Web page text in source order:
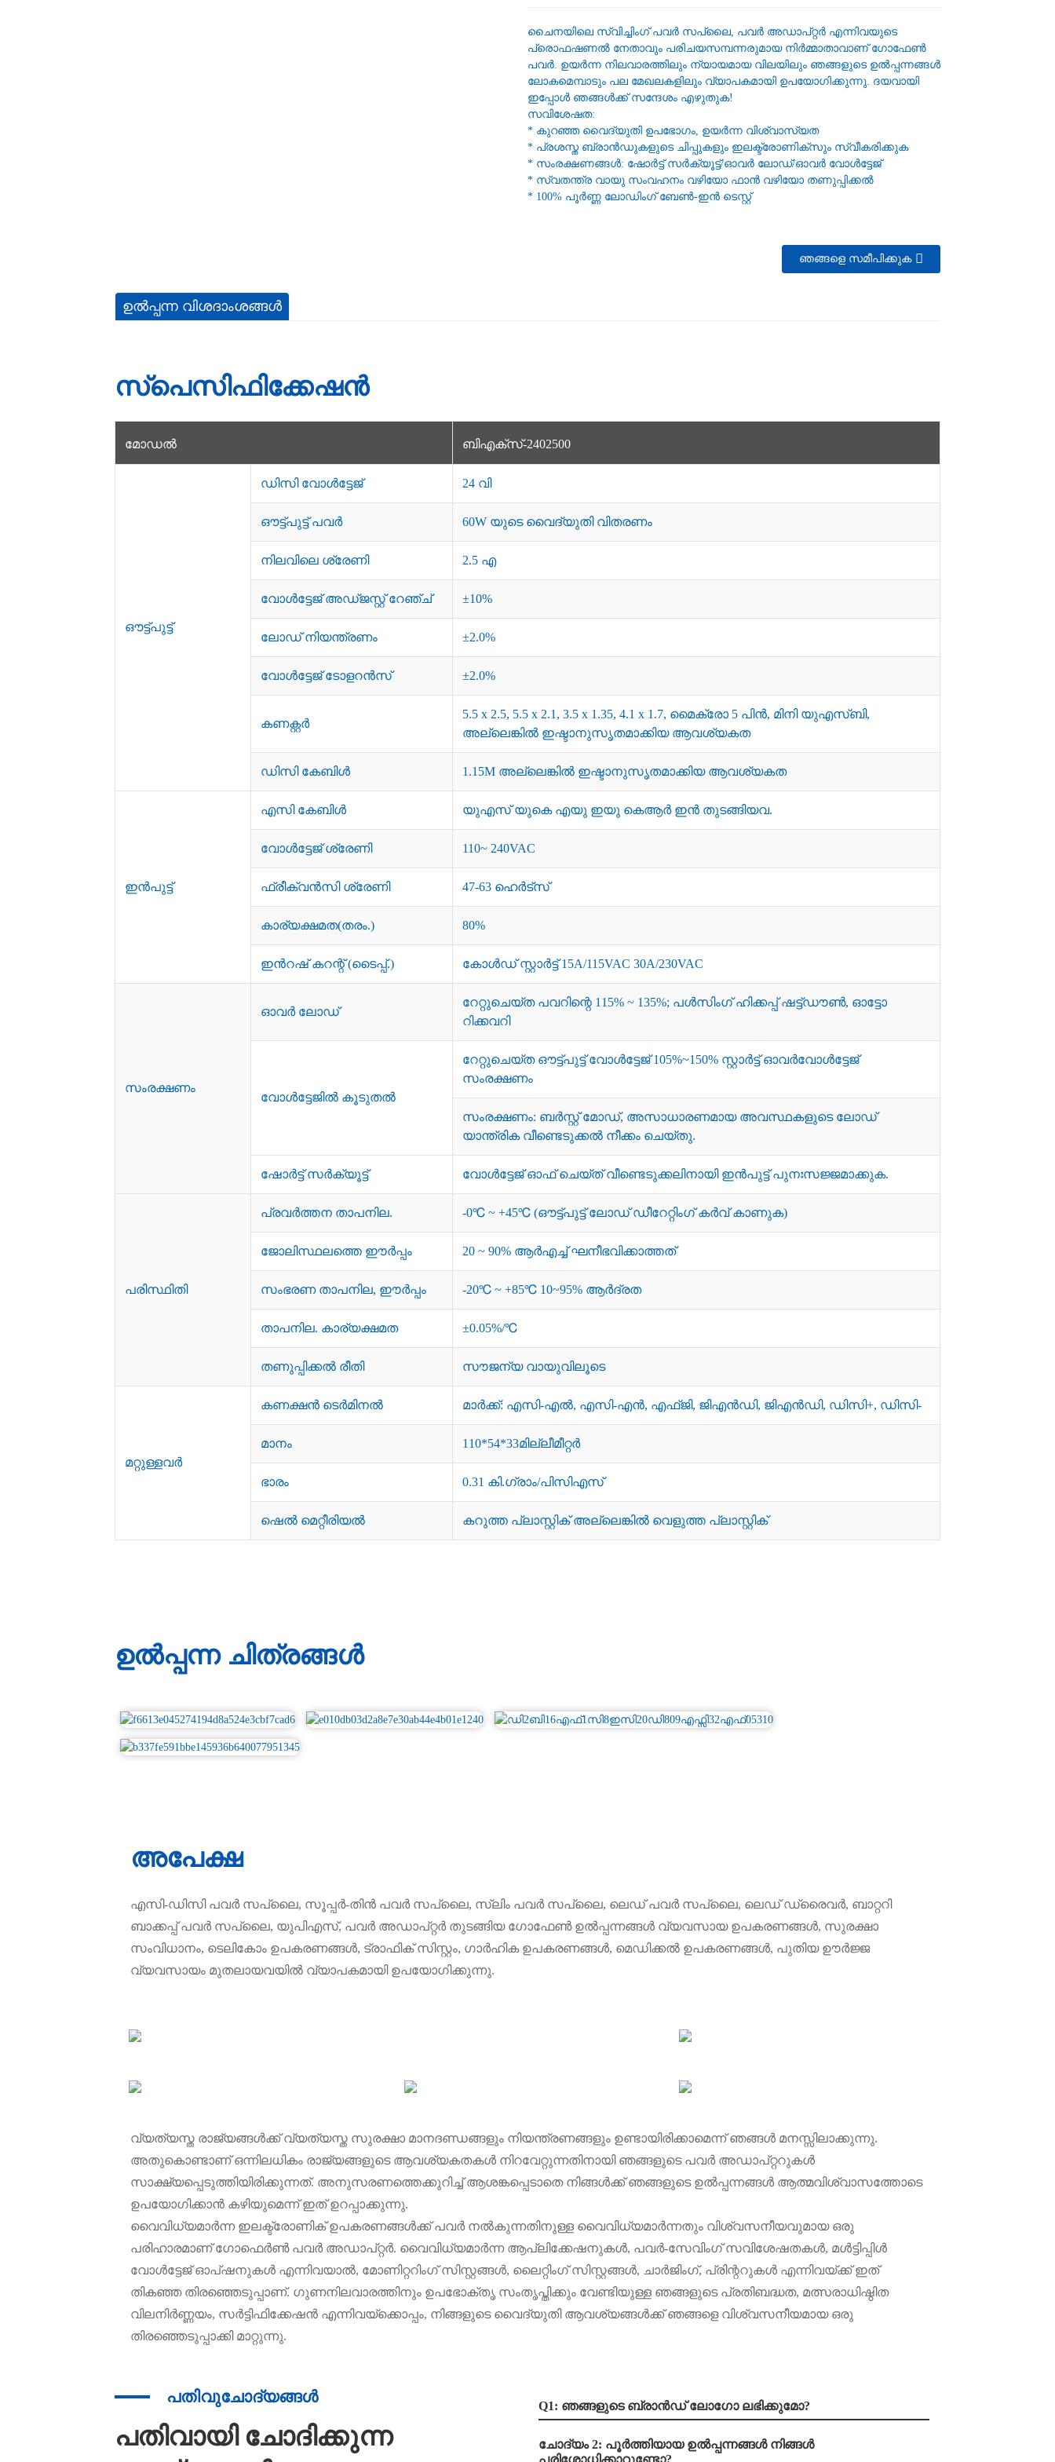
ചൈനയിലെ സ്വിച്ചിംഗ് പവർ സപ്ലൈ, പവർ അഡാപ്റ്റർ എന്നിവയുടെ
പ്രൊഫഷണൽ നേതാവും പരിചയസമ്പന്നരുമായ നിർമ്മാതാവാണ് ഗോഫേൺ
പവർ. ഉയർന്ന നിലവാരത്തിലും ന്യായമായ വിലയിലും ഞങ്ങളുടെ ഉൽപ്പന്നങ്ങൾ
ലോകമെമ്പാടും പല മേഖലകളിലും വ്യാപകമായി ഉപയോഗിക്കുന്നു. ദയവായി
ഇപ്പോൾ ഞങ്ങൾക്ക് സന്ദേശം എഴുതുക!
സവിശേഷത:
* കുറഞ്ഞ വൈദ്യുതി ഉപഭോഗം, ഉയർന്ന വിശ്വാസ്യത
* പ്രശസ്ത ബ്രാൻഡുകളുടെ ചിപ്പുകളും ഇലക്ട്രോണിക്സും സ്വീകരിക്കുക
* സംരക്ഷണങ്ങൾ: ഷോർട്ട് സർക്യൂട്ട്/ഓവർ ലോഡ്/ഓവർ വോൾട്ടേജ്
* സ്വതന്ത്ര വായു സംവഹനം വഴിയോ ഫാൻ വഴിയോ തണുപ്പിക്കൽ
* 100% പൂർണ്ണ ലോഡിംഗ് ബേൺ-ഇൻ ടെസ്റ്റ്
ഞങ്ങളെ സമീപിക്കുക
ഉൽപ്പന്ന വിശദാംശങ്ങൾ
സ്പെസിഫിക്കേഷൻ
മോഡൽ ബിഎക്സ്-2402500
ഔട്ട്പുട്ട്
ഡിസി വോൾട്ടേജ് 24 വി
ഔട്ട്പുട്ട് പവർ 60W യുടെ വൈദ്യുതി വിതരണം
നിലവിലെ ശ്രേണി 2.5 എ
വോൾട്ടേജ് അഡ്ജസ്റ്റ് റേഞ്ച് ±10%
ലോഡ് നിയന്ത്രണം ±2.0%
വോൾട്ടേജ് ടോളറൻസ് ±2.0%
കണക്റ്റർ
5.5 x 2.5, 5.5 x 2.1, 3.5 x 1.35, 4.1 x 1.7, മൈക്രോ 5 പിൻ, മിനി യുഎസ്ബി,
അല്ലെങ്കിൽ ഇഷ്ടാനുസൃതമാക്കിയ ആവശ്യകത
ഡിസി കേബിൾ 1.15M അല്ലെങ്കിൽ ഇഷ്ടാനുസൃതമാക്കിയ ആവശ്യകത
ഇൻപുട്ട്
എസി കേബിൾ യുഎസ് യുകെ എയു ഇയു കെആർ ഇൻ തുടങ്ങിയവ.
വോൾട്ടേജ് ശ്രേണി 110~ 240VAC
ഫ്രീക്വൻസി ശ്രേണി 47-63 ഹെർട്സ്
കാര്യക്ഷമത(തരം.) 80%
ഇൻറഷ് കറന്റ് (ടൈപ്പ്.) കോൾഡ് സ്റ്റാർട്ട് 15A/115VAC 30A/230VAC
സംരക്ഷണം
ഓവർ ലോഡ്
റേറ്റുചെയ്ത പവറിന്റെ 115% ~ 135%; പൾസിംഗ് ഹിക്കപ്പ് ഷട്ട്ഡൗൺ, ഓട്ടോ
റിക്കവറി
വോൾട്ടേജിൽ കൂടുതൽ
റേറ്റുചെയ്ത ഔട്ട്പുട്ട് വോൾട്ടേജ് 105%~150% സ്റ്റാർട്ട് ഓവർവോൾട്ടേജ്
സംരക്ഷണം
സംരക്ഷണം: ബർസ്റ്റ് മോഡ്, അസാധാരണമായ അവസ്ഥകളുടെ ലോഡ്
യാന്ത്രിക വീണ്ടെടുക്കൽ നീക്കം ചെയ്തു.
ഷോർട്ട് സർക്യൂട്ട് വോൾട്ടേജ് ഓഫ് ചെയ്ത് വീണ്ടെടുക്കലിനായി ഇൻപുട്ട് പുനഃസജ്ജമാക്കുക.
പരിസ്ഥിതി
പ്രവർത്തന താപനില. -0℃ ~ +45℃ (ഔട്ട്‌പുട്ട് ലോഡ് ഡീറേറ്റിംഗ് കർവ് കാണുക)
ജോലിസ്ഥലത്തെ ഈർപ്പം 20 ~ 90% ആർഎച്ച് ഘനീഭവിക്കാത്തത്
സംഭരണ ​​താപനില, ഈർപ്പം -20℃ ~ +85℃ 10~95% ആർദ്രത
താപനില. കാര്യക്ഷമത ±0.05%/℃
തണുപ്പിക്കൽ രീതി സൗജന്യ വായുവിലൂടെ
മറ്റുള്ളവർ
കണക്ഷൻ ടെർമിനൽ മാർക്ക്: എസി-എൽ, എസി-എൻ, എഫ്ജി, ജിഎൻഡി, ജിഎൻഡി, ഡിസി+, ഡിസി-
മാനം 110*54*33മില്ലീമീറ്റർ
ഭാരം 0.31 കി.ഗ്രാം/പിസിഎസ്
ഷെൽ മെറ്റീരിയൽ കറുത്ത പ്ലാസ്റ്റിക് അല്ലെങ്കിൽ വെളുത്ത പ്ലാസ്റ്റിക്
ഉൽപ്പന്ന ചിത്രങ്ങൾ
അപേക്ഷ
എസി-ഡിസി പവർ സപ്ലൈ, സൂപ്പർ-തിൻ പവർ സപ്ലൈ, സ്ലിം പവർ സപ്ലൈ, ലെഡ് പവർ സപ്ലൈ, ലെഡ് ഡ്രൈവർ, ബാറ്ററി
ബാക്കപ്പ് പവർ സപ്ലൈ, യുപിഎസ്, പവർ അഡാപ്റ്റർ തുടങ്ങിയ ഗോഫേൺ ഉൽപ്പന്നങ്ങൾ വ്യവസായ ഉപകരണങ്ങൾ, സുരക്ഷാ
സംവിധാനം, ടെലികോം ഉപകരണങ്ങൾ, ട്രാഫിക് സിസ്റ്റം, ഗാർഹിക ഉപകരണങ്ങൾ, മെഡിക്കൽ ഉപകരണങ്ങൾ, പുതിയ ഊർജ്ജ
വ്യവസായം മുതലായവയിൽ വ്യാപകമായി ഉപയോഗിക്കുന്നു.
വ്യത്യസ്ത രാജ്യങ്ങൾക്ക് വ്യത്യസ്ത സുരക്ഷാ മാനദണ്ഡങ്ങളും നിയന്ത്രണങ്ങളും ഉണ്ടായിരിക്കാമെന്ന് ഞങ്ങൾ മനസ്സിലാക്കുന്നു.
അതുകൊണ്ടാണ് ഒന്നിലധികം രാജ്യങ്ങളുടെ ആവശ്യകതകൾ നിറവേറ്റുന്നതിനായി ഞങ്ങളുടെ പവർ അഡാപ്റ്ററുകൾ
സാക്ഷ്യപ്പെടുത്തിയിരിക്കുന്നത്. അനുസരണത്തെക്കുറിച്ച് ആശങ്കപ്പെടാതെ നിങ്ങൾക്ക് ഞങ്ങളുടെ ഉൽപ്പന്നങ്ങൾ ആത്മവിശ്വാസത്തോടെ
ഉപയോഗിക്കാൻ കഴിയുമെന്ന് ഇത് ഉറപ്പാക്കുന്നു.
വൈവിധ്യമാർന്ന ഇലക്ട്രോണിക് ഉപകരണങ്ങൾക്ക് പവർ നൽകുന്നതിനുള്ള വൈവിധ്യമാർന്നതും വിശ്വസനീയവുമായ ഒരു
പരിഹാരമാണ് ഗോഫെർൺ പവർ അഡാപ്റ്റർ. വൈവിധ്യമാർന്ന ആപ്ലിക്കേഷനുകൾ, പവർ-സേവിംഗ് സവിശേഷതകൾ, മൾട്ടിപ്പിൾ
വോൾട്ടേജ് ഓപ്ഷനുകൾ എന്നിവയാൽ, മോണിറ്ററിംഗ് സിസ്റ്റങ്ങൾ, ലൈറ്റിംഗ് സിസ്റ്റങ്ങൾ, ചാർജിംഗ്, പ്രിന്ററുകൾ എന്നിവയ്ക്ക് ഇത്
തികഞ്ഞ തിരഞ്ഞെടുപ്പാണ്. ഗുണനിലവാരത്തിനും ഉപഭോക്തൃ സംതൃപ്തിക്കും വേണ്ടിയുള്ള ഞങ്ങളുടെ പ്രതിബദ്ധത, മത്സരാധിഷ്ഠിത
വിലനിർണ്ണയം, സർട്ടിഫിക്കേഷൻ എന്നിവയ്‌ക്കൊപ്പം, നിങ്ങളുടെ വൈദ്യുതി ആവശ്യങ്ങൾക്ക് ഞങ്ങളെ വിശ്വസനീയമായ ഒരു
തിരഞ്ഞെടുപ്പാക്കി മാറ്റുന്നു.
പതിവുചോദ്യങ്ങൾ
പതിവായി ചോദിക്കുന്ന
Q1: ഞങ്ങളുടെ ബ്രാൻഡ് ലോഗോ ലഭിക്കുമോ?
ചോദ്യം 2: പൂർത്തിയായ ഉൽപ്പന്നങ്ങൾ നിങ്ങൾ
പരിശോധിക്കാറുണ്ടോ?